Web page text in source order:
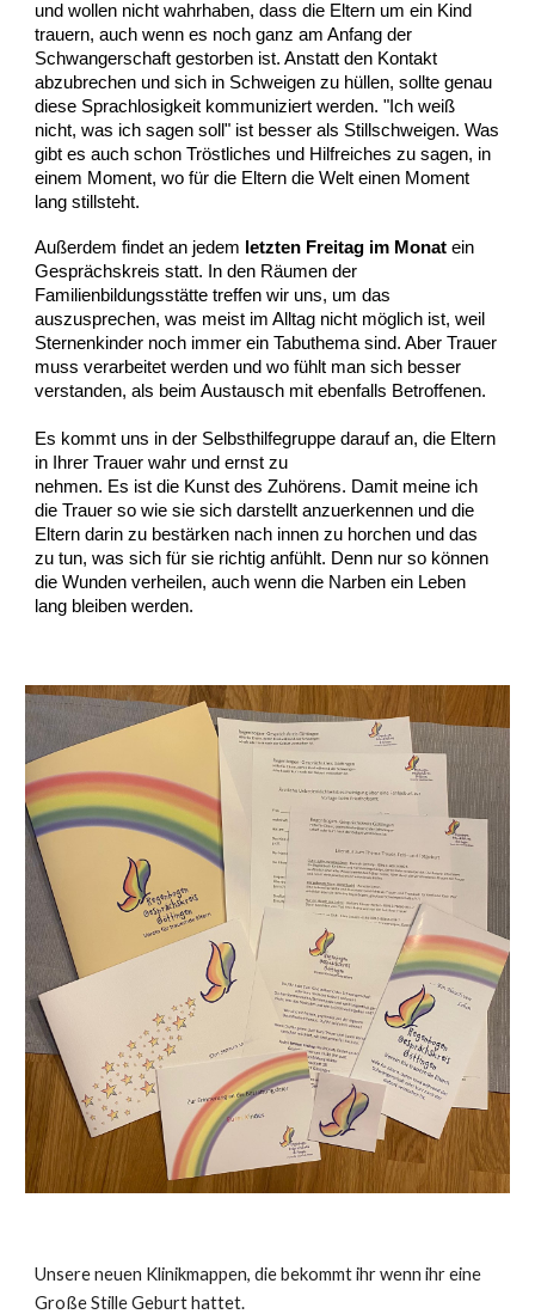
und wollen nicht wahrhaben, dass die Eltern um ein Kind
trauern, auch wenn es noch ganz am Anfang der
Schwangerschaft gestorben ist. Anstatt den Kontakt
abzubrechen und sich in Schweigen zu hüllen, sollte genau
diese Sprachlosigkeit kommuniziert werden. "Ich weiß
nicht, was ich sagen soll" ist besser als Stillschweigen. Was
gibt es auch schon Tröstliches und Hilfreiches zu sagen, in
einem Moment, wo für die Eltern die Welt einen Moment
lang stillsteht.
Außerdem findet an jedem letzten Freitag im Monat ein
Gesprächskreis statt. In den Räumen der
Familienbildungsstätte treffen wir uns, um das
auszusprechen, was meist im Alltag nicht möglich ist, weil
Sternenkinder noch immer ein Tabuthema sind. Aber Trauer
muss verarbeitet werden und wo fühlt man sich besser
verstanden, als beim Austausch mit ebenfalls Betroffenen.
Es kommt uns in der Selbsthilfegruppe darauf an, die Eltern
in Ihrer Trauer wahr und ernst zu
nehmen. Es ist die Kunst des Zuhörens. Damit meine ich
die Trauer so wie sie sich darstellt anzuerkennen und die
Eltern darin zu bestärken nach innen zu horchen und das
zu tun, was sich für sie richtig anfühlt. Denn nur so können
die Wunden verheilen, auch wenn die Narben ein Leben
lang bleiben werden.
Unsere neuen Klinikmappen, die bekommt ihr wenn ihr eine
Große Stille Geburt hattet.